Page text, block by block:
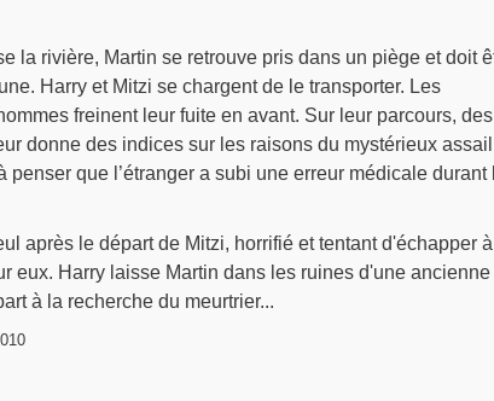
la rivière, Martin se retrouve pris dans un piège et doit
Harry et Mitzi se chargent de le transporter. Les
freinent leur fuite en avant. Sur leur parcours, des
donne des indices sur les raisons du mystérieux
penser que l’étranger a subi une erreur médicale durant
après le départ de Mitzi, horrifié et tentant d'échapper
eux. Harry laisse Martin dans les ruines d'une ancienne
à la recherche du meurtrier...